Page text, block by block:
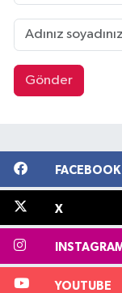
Gönder
FACEBOOK
X
YOUTUBE